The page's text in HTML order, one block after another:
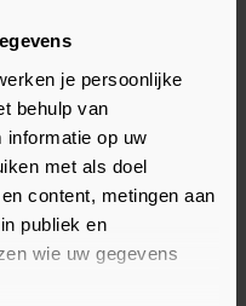
je persoonlijke
behulp van
informatie op uw
met als doel
content, metingen aan
publiek en
wie uw gegevens